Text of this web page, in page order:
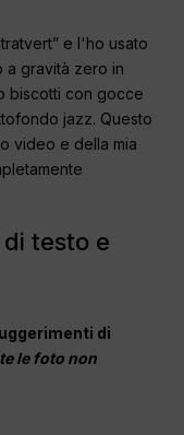
e l'ho usato
a gravità zero in
biscotti con gocce
jazz. Questo
video e della mia
testo e
di
le foto non